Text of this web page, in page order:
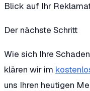
Blick auf Ihr
Der nächste Schritt
Wie sich Ihre
klären wir im
uns Ihren heutigen